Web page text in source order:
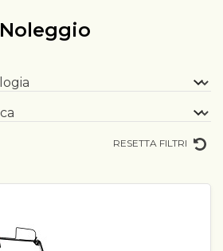
Noleggio
RESETTA FILTRI